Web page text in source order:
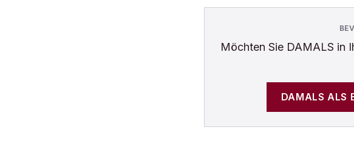
Möchten Sie DAMALS in
DAMALS ALS